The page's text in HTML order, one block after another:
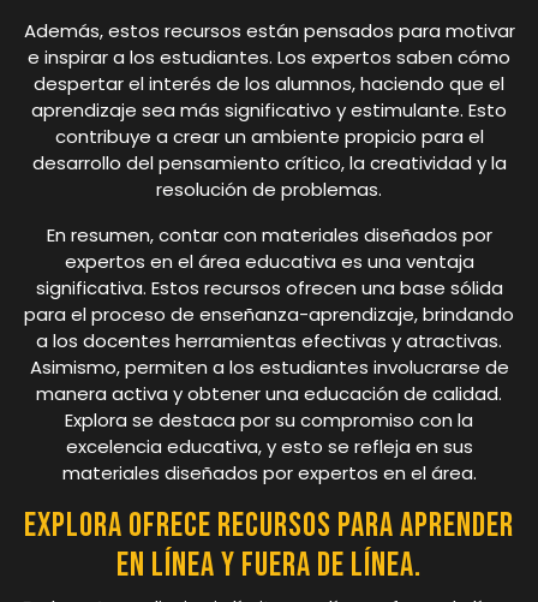
Además, estos recursos están pensados para motivar
e inspirar a los estudiantes. Los expertos saben cómo
despertar el interés de los alumnos, haciendo que el
aprendizaje sea más significativo y estimulante. Esto
contribuye a crear un ambiente propicio para el
desarrollo del pensamiento crítico, la creatividad y la
resolución de problemas.
En resumen, contar con materiales diseñados por
expertos en el área educativa es una ventaja
significativa. Estos recursos ofrecen una base sólida
para el proceso de enseñanza-aprendizaje, brindando
a los docentes herramientas efectivas y atractivas.
Asimismo, permiten a los estudiantes involucrarse de
manera activa y obtener una educación de calidad.
Explora se destaca por su compromiso con la
excelencia educativa, y esto se refleja en sus
materiales diseñados por expertos en el área.
Explora ofrece recursos para aprender
en línea y fuera de línea.